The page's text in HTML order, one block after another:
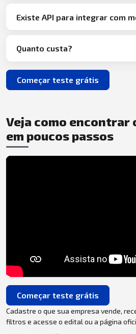
Existe API para integrar com
Quanto custa?
Começar teste grátis
Veja como encontrar
em poucos passos
Começar teste grátis
Cadastre o que sua empresa vende,
filtros e acesse o edital ou a página